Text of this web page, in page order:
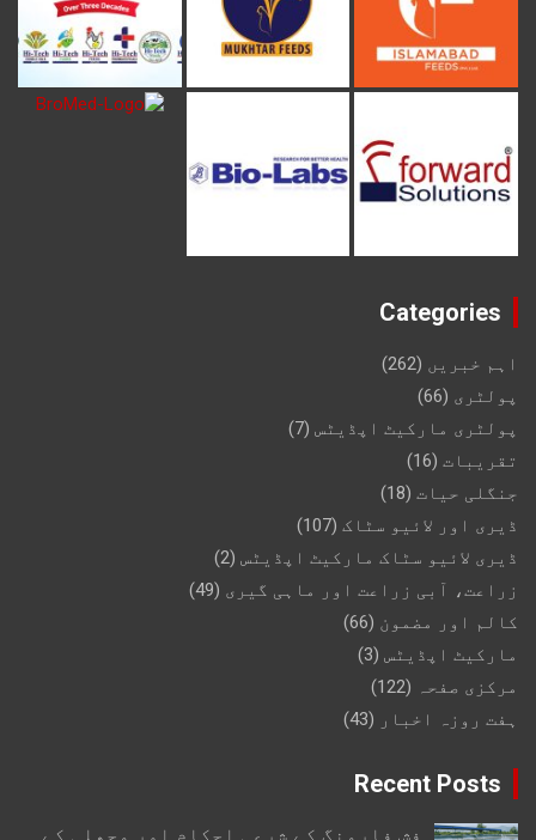
Categories
اہم خبریں (262)
پولٹری (66)
پولٹری مارکیٹ اپڈیٹس (7)
تقریبات (16)
جنگلی حیات (18)
ڈیری اور لائیو سٹاک (107)
ڈیری لائیو سٹاک مارکیٹ اپڈیٹس (2)
زراعت، آبی زراعت اور ماہی گیری (49)
کالم اور مضمون (66)
مارکیٹ اپڈیٹس (3)
مرکزی صفحہ (122)
ہفت روزہ اخبار (43)
Recent Posts
فش فارمنگ کے شرعی احکام اور مچھلی کے